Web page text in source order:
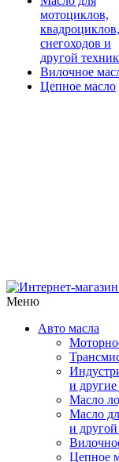
мотоциклов,
квадроциклов,
снегоходов и
другой
Вилочное
Цепное масло
Меню
Авто масла
и
Масло
Масло
и
Цепное